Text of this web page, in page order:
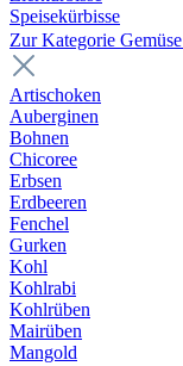
Speisekürbisse
Zur Kategorie Gemüse
Artischoken
Auberginen
Bohnen
Chicoree
Erbsen
Erdbeeren
Fenchel
Gurken
Kohl
Kohlrabi
Kohlrüben
Mairüben
Mangold